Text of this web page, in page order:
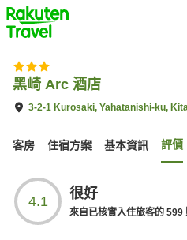
to
top
page
黑崎 Arc 酒店
3-2-1 Kurosaki, Yahatanishi-ku,
客房 住宿方案 基本資訊 評價
4.1 很好
來自已核實入住旅客的 599